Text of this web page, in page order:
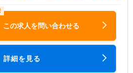
この求人を問い合わせる
詳細を見る